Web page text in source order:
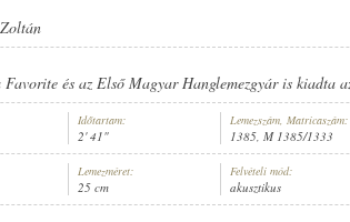
és az Első Magyar Hanglemezgyár is kiadta
Időtartam:
2' 41"
Lemezszám, Matricaszám:
1385, M 1385/1333
Lemezméret:
25 cm
Felvételi mód:
akusztikus